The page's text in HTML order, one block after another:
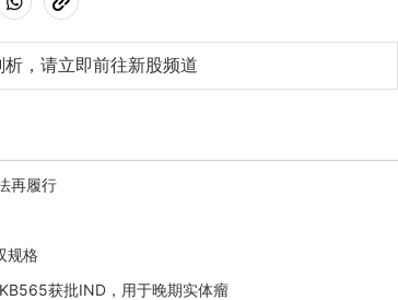
，请立即前往新股频道
再履行
规格
获批IND，用于晚期实体瘤